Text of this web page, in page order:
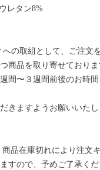
レタン8%
への取組として、ご注文
商品を取り寄せておりま
間〜３週間前後のお時
きますようお願いいたし
商品在庫切れにより注文
すので、予めご了承くだ